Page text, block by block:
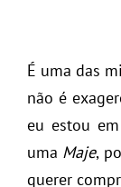
É uma das
não é
eu estou
uma Maje,
querer